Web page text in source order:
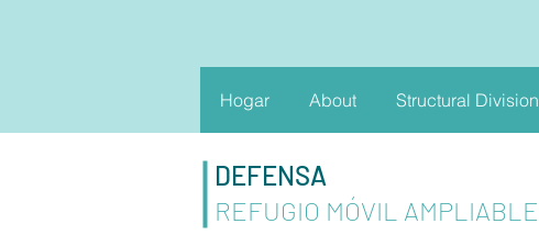
Hogar About Structural Division
DEFENSA
REFUGIO MÓVIL AMPLIABLE